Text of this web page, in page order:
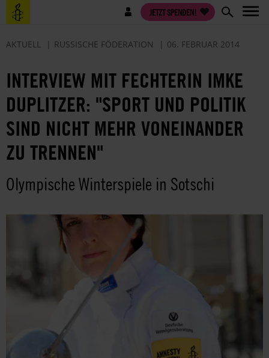
Direkt
zum
Benutzermenü JETZT SPENDEN!
AKTUELL RUSSISCHE FÖDERATION 06. FEBRUAR 2014
INTERVIEW MIT FECHTERIN IMKE
DUPLITZER: "SPORT UND POLITIK
SIND NICHT MEHR VONEINANDER
ZU TRENNEN"
Olympische Winterspiele in Sotschi